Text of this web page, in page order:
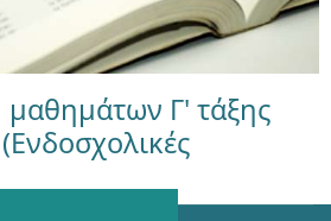
μαθημάτων Γ' τάξης